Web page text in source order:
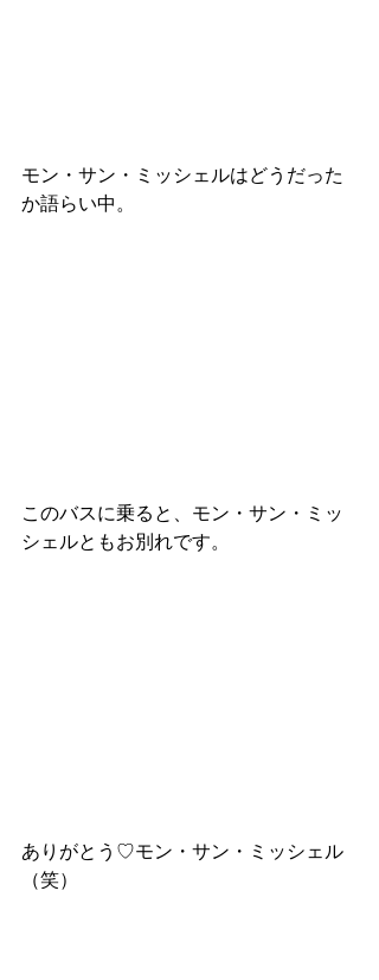
モン・サン・ミッシェルはどうだった
か語らい中。
このバスに乗ると、モン・サン・ミッ
シェルともお別れです。
ありがとう♡モン・サン・ミッシェル
（笑）